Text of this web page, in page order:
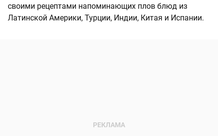
своими рецептами напоминающих плов блюд из
Латинской Америки, Турции, Индии, Китая и Испании.